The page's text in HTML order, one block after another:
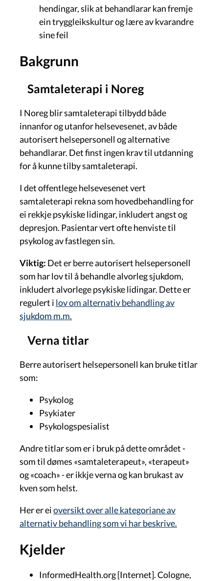
hendingar, slik at behandlarar kan fremje
ein tryggleikskultur og lære av kvarandre
sine feil
Bakgrunn
Samtaleterapi i Noreg
I Noreg blir samtaleterapi tilbydd både
innanfor og utanfor helsevesenet, av både
autorisert helsepersonell og alternative
behandlarar. Det finst ingen krav til utdanning
for å kunne tilby samtaleterapi.
I det offentlege helsevesenet vert
samtaleterapi rekna som hovedbehandling for
ei rekkje psykiske lidingar, inkludert angst og
depresjon. Pasientar vert ofte henviste til
psykolog av fastlegen sin.
Viktig: Det er berre autorisert helsepersonell
som har lov til å behandle alvorleg sjukdom,
inkludert alvorlege psykiske lidingar. Dette er
regulert i lov om alternativ behandling av
sjukdom m.m.
Verna titlar
Berre autorisert helsepersonell kan bruke titlar
som:
Psykolog
Psykiater
Psykologspesialist
Andre titlar som er i bruk på dette området -
som til dømes «samtaleterapeut», «terapeut»
og «coach» - er ikkje verna og kan brukast av
kven som helst.
Her er eioversikt over alle kategoriane av
alternativ behandling som vi har beskrive.
Kjelder
InformedHealth.org [Internet]. Cologne,